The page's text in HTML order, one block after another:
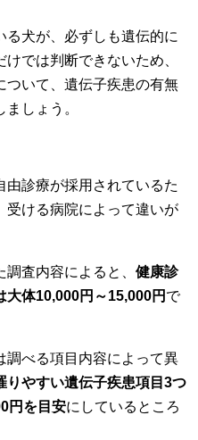
る犬が、必ずしも遺伝的に
では判断できないため、
ついて、遺伝子疾患の有無
しょう。
由診療が採用されているた
受ける病院によって違いが
査内容によると、 健康診
大体10,000円～15,000円 で
調べる項目内容によって異
りやすい遺伝子疾患項目3つ
円を目安にしているところ